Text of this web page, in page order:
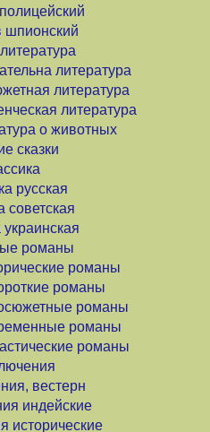
шпионский
литература
литература
литература
о животных
сказки
русская
советская
украинская
романы
романы
романы
романы
романы
романы
вестерн
индейские
исторические